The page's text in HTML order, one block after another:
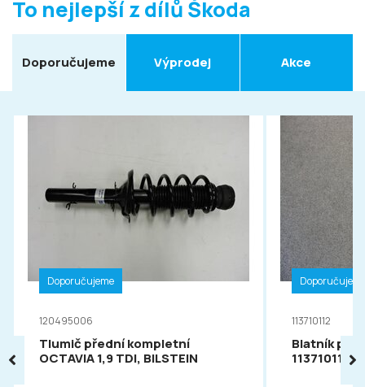
To nejlepší z dílů Škoda
Doporučujeme Výprodej Akce
Doporučujeme
120495006
Tlumič přední kompletní
OCTAVIA 1,9 TDI, BILSTEIN
113710112
Blatník
113710112